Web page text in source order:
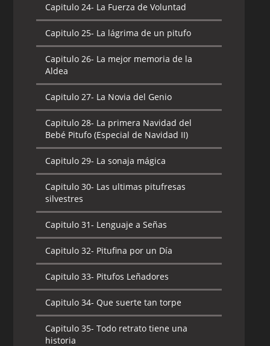
Capitulo 26-Pitufina y el Dragón
Capitulo 27-Poeta y Pintor
Capitulo 28-
Capitulo 29- Sir Fortachón
Capitulo 30- Superpitufo
Capitulo 25- Pitufos al Mar
Capitulo 26- Poema al tiempo
Capitulo 27- Por amor a Gargamel
otra
otra
Capitulo 31- ¿Como hacer un Arcoiris?
Capitulo 24- La Fuerza de Voluntad
Capitulo 25- La lágrima de un pitufo
Capitulo 26- La mejor memoria de la
Aldea
Capitulo 27- La Novia del Genio
Capitulo 28- La primera Navidad del
Bebé Pitufo (Especial de Navidad II)
Capitulo 29- La sonaja mágica
Capitulo 30- Las ultimas pitufresas
silvestres
Capitulo 31- Lenguaje a Señas
Capitulo 32- Pitufina por un Día
Capitulo 33- Pitufos Leñadores
Capitulo 34- Que suerte tan torpe
Capitulo 35- Todo retrato tiene una
historia